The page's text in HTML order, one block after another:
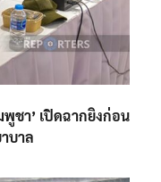
ชา’ เปิดฉากยิงก่อน
บาล